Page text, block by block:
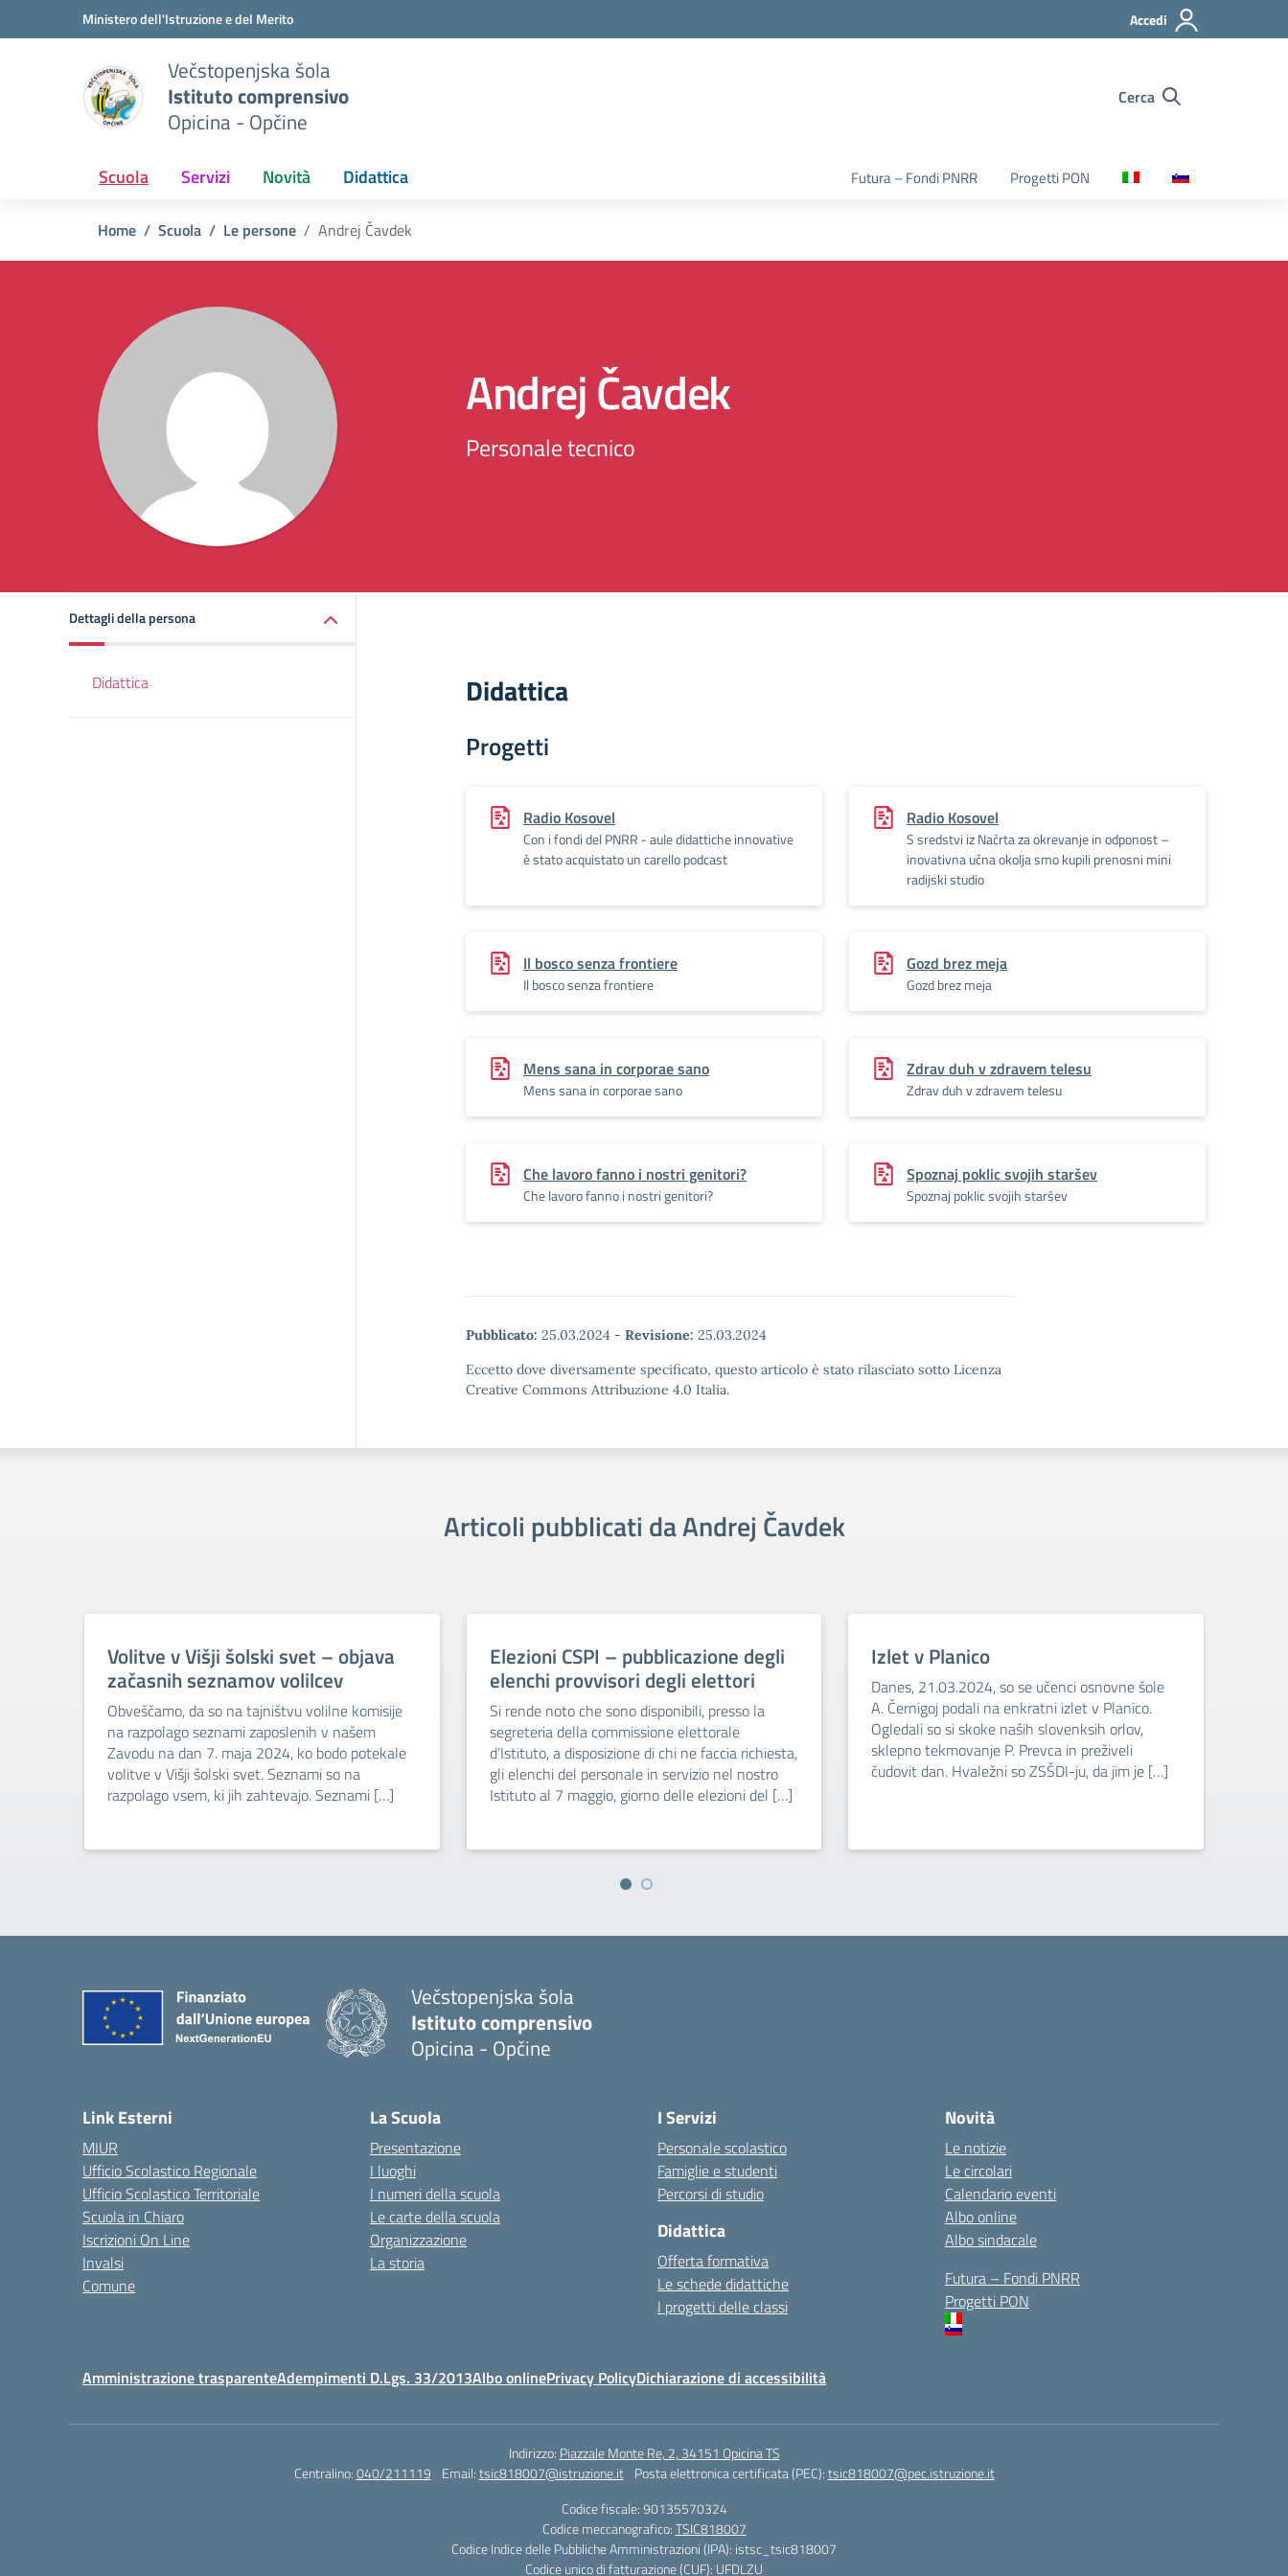
Vai ai contenuti
Vai al menu di navigazioneMinistero dell'Istruzione e del Merito Accedi
Večstopenjska šola
Istituto comprensivo
Opicina - Opčine
Cerca
Scuola Servizi Novità Didattica Futura – Fondi PNRR Progetti PON
Home Scuola Le persone Andrej Čavdek
Andrej Čavdek
Personale tecnico
Dettagli della persona
Didattica Didattica
Progetti
Radio Kosovel
Con i fondi del PNRR - aule didattiche innovative
è stato acquistato un carello podcast
Radio Kosovel
S sredstvi iz Načrta za okrevanje in odponost –
inovativna učna okolja smo kupili prenosni mini
radijski studio
Il bosco senza frontiere
Il bosco senza frontiere
Gozd brez meja
Gozd brez meja
Mens sana in corporae sano
Mens sana in corporae sano
Zdrav duh v zdravem telesu
Zdrav duh v zdravem telesu
Che lavoro fanno i nostri genitori?
Che lavoro fanno i nostri genitori?
Spoznaj poklic svojih staršev
Spoznaj poklic svojih staršev
Pubblicato: 25.03.2024 - Revisione: 25.03.2024
Eccetto dove diversamente specificato, questo articolo è stato rilasciato sotto Licenza
Creative Commons Attribuzione 4.0 Italia.
Articoli pubblicati da Andrej Čavdek
Volitve v Višji šolski svet – objava
začasnih seznamov volilcev
Obveščamo, da so na tajništvu volilne komisije
na razpolago seznami zaposlenih v našem
Zavodu na dan 7. maja 2024, ko bodo potekale
volitve v Višji šolski svet. Seznami so na
razpolago vsem, ki jih zahtevajo. Seznami […]
Elezioni CSPI – pubblicazione degli
elenchi provvisori degli elettori
Si rende noto che sono disponibili, presso la
segreteria della commissione elettorale
d’Istituto, a disposizione di chi ne faccia richiesta,
gli elenchi del personale in servizio nel nostro
Istituto al 7 maggio, giorno delle elezioni del […]
Izlet v Planico
Danes, 21.03.2024, so se učenci osnovne šole
A. Černigoj podali na enkratni izlet v Planico.
Ogledali so si skoke naših slovenksih orlov,
sklepno tekmovanje P. Prevca in preživeli
čudovit dan. Hvaležni so ZSŠDI-ju, da jim je […]
Večstopenjska šola
Istituto comprensivo
Opicina - Opčine
Link Esterni
MIUR
Ufficio Scolastico Regionale
Ufficio Scolastico Territoriale
Scuola in Chiaro
Iscrizioni On Line
Invalsi
Comune
La Scuola
Presentazione
I luoghi
I numeri della scuola
Le carte della scuola
Organizzazione
La storia
I Servizi
Personale scolastico
Famiglie e studenti
Percorsi di studio
Didattica
Offerta formativa
Le schede didattiche
I progetti delle classi
Novità
Le notizie
Le circolari
Calendario eventi
Albo online
Albo sindacale
Futura – Fondi PNRR
Progetti PON
Amministrazione trasparenteAdempimenti D.Lgs. 33/2013Albo onlinePrivacy PolicyDichiarazione di accessibilità
Indirizzo: Piazzale Monte Re, 2, 34151 Opicina TS
Centralino:040/211119 Email:tsic818007@istruzione.it Posta elettronica certificata (PEC):tsic818007@pec.istruzione.it
Codice fiscale: 90135570324
Codice meccanografico:TSIC818007
Codice Indice delle Pubbliche Amministrazioni (IPA): istsc_tsic818007
Codice unico di fatturazione (CUF): UFDLZU